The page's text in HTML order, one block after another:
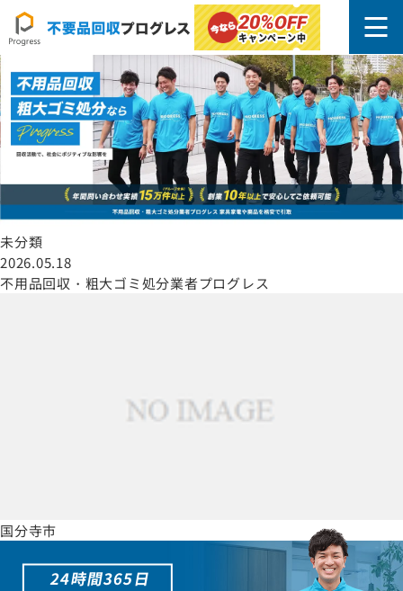
20%OFF
キャンペーン中
東大和市
未分類
2026.05.18
不用品回収・粗大ゴミ処分業者プログレス
国分寺市
24時間365日